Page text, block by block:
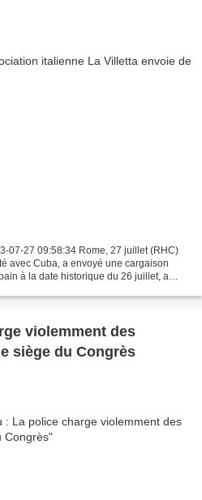
07-27 09:58:34 Rome, 27 juillet (RHC)
avec Cuba, a envoyé une cargaison
à la date historique du 26 juillet, a
violemment des
siège du Congrès